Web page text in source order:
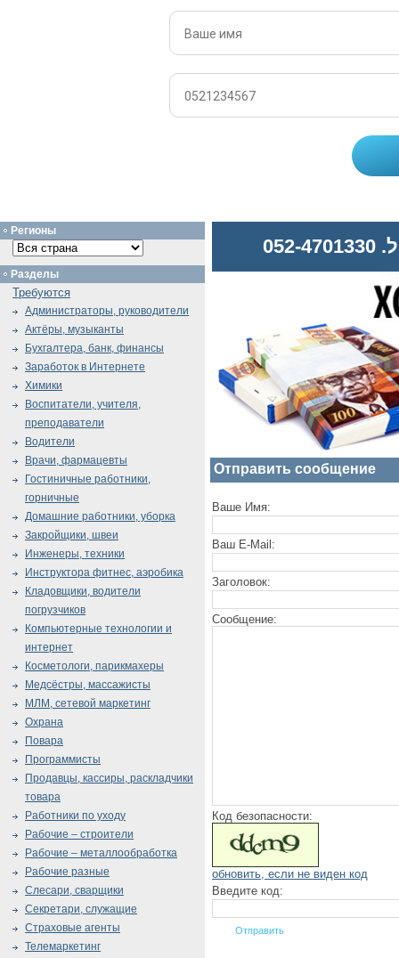
Отправить сообщение
Ваше Имя:
Ваш E-Mail:
Заголовок:
Сообщение:
Код безопасности:
обновить, если не виден код
Введите код:
Регионы
Разделы
Требуются
Администраторы, руководители
Актёры, музыканты
Бухгалтера, банк, финансы
Заработок в Интернете
Химики
Воспитатели, учителя,
преподаватели
Водители
Врачи, фармацевты
Гостиничные работники,
горничные
Домашние работники, уборка
Закройщики, швеи
Инженеры, техники
Инструктора фитнес, аэробика
Кладовщики, водители
погрузчиков
Компьютерные технологии и
интернет
Косметологи, парикмахеры
Медсёстры, массажисты
МЛМ, сетевой маркетинг
Охрана
Повара
Программисты
Продавцы, кассиры, раскладчики
товара
Работники по уходу
Рабочие – строители
Рабочие – металлообработка
Рабочие разные
Слесари, сварщики
Секретари, служащие
Страховые агенты
Телемаркетинг